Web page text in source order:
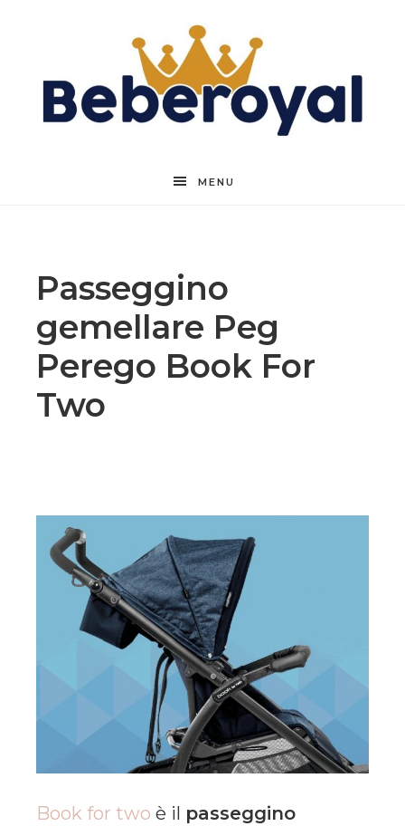
Beberoyal
MENU
Passeggino
gemellare Peg
Perego Book For
Two
Book for two è il passeggino